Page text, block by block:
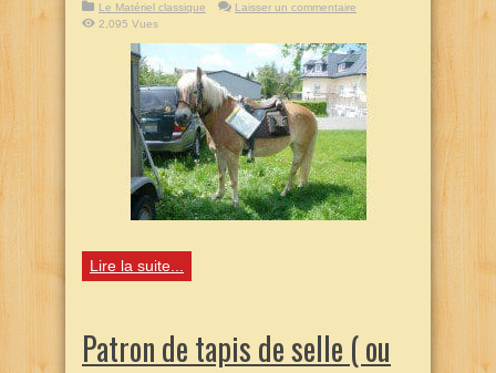
Le Matériel classique
Laisser un commentaire
2,095 Vues
Lire la suite...
Patron de tapis de selle ( ou